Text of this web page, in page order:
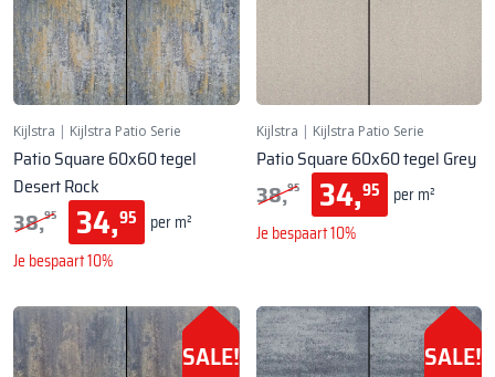
Kijlstra | Kijlstra Patio Serie
Patio Square 60x60 tegel
Desert Rock
38,95 34,95
per m²
Je bespaart 10%
Kijlstra | Kijlstra Patio Serie
Patio Square 60x60 tegel Grey
38,95 34,95
per m²
Je bespaart 10%
SALE! SALE!